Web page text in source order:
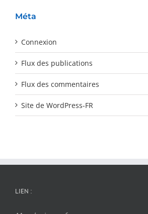
Méta
Connexion
Flux des publications
Flux des commentaires
Site de WordPress-FR
LIEN :